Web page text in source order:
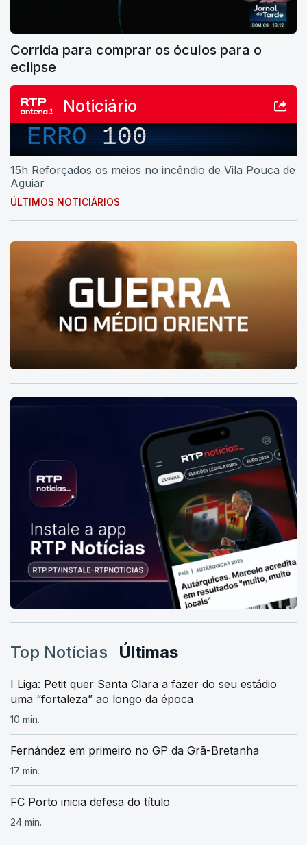
Corrida para comprar os óculos para o
eclipse
Noticiário
ERRO100
15h Reforçados os meios no incêndio de Vila Pouca de
Aguiar
ÚLTIMOS NOTICIÁRIOS
Top Notícias Últimas
I Liga: Petit quer Santa Clara a fazer do seu estádio
uma “fortaleza” ao longo da época
10 min.
Fernández em primeiro no GP da Grã-Bretanha
17 min.
FC Porto inicia defesa do título
24 min.